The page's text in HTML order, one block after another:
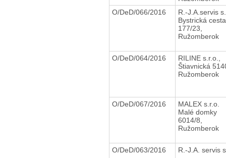
O/DeD/066/2016
R.-J.A.servis
Bystrická cesta
177/23,
Ružomberok
O/DeD/064/2016
RILINE s.r.o.,
Štiavnická
Ružomberok
O/DeD/067/2016
MALEX s.r.o.
Malé domky
6014/8,
Ružomberok
O/DeD/063/2016
R.-J.A. servis